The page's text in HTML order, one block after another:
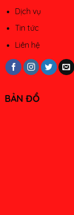
Dịch vụ
Tin tức
Liên hệ
BẢN ĐỒ